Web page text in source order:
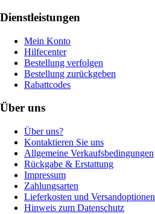
Dienstleistungen
Mein Konto
Hilfecenter
Bestellung verfolgen
Bestellung zurückgeben
Rabattcodes
Über uns
Über uns?
Kontaktieren Sie uns
Allgemeine Verkaufsbedingungen
Rückgabe & Erstattung
Impressum
Zahlungsarten
Lieferkosten und Versandoptionen
Hinweis zum Datenschutz